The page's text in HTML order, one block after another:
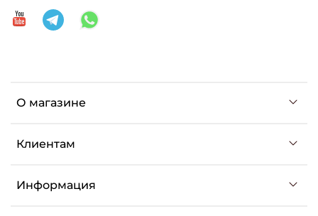
О магазине
Клиентам
Информация